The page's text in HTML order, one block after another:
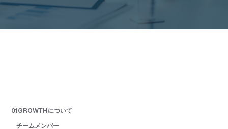
01GROWTHについて
チームメンバー